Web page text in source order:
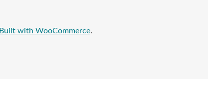
Built with WooCommerce.